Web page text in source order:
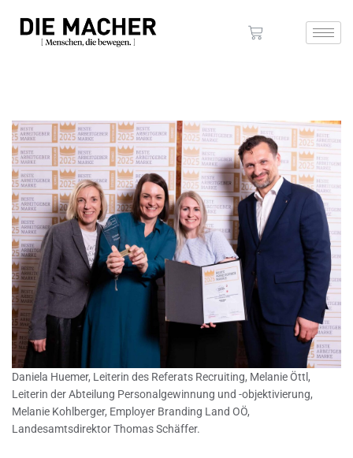
Daniela Huemer, Leiterin des Referats Recruiting, Melanie Öttl,
Leiterin der Abteilung Personalgewinnung und -objektivierung,
Melanie Kohlberger, Employer Branding Land OÖ,
Landesamtsdirektor Thomas Schäffer.